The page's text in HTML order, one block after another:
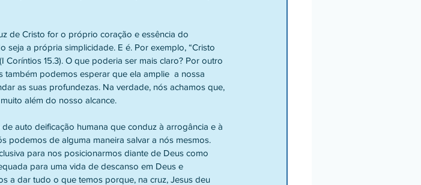
de Cristo for o próprio coração e essência do
seja a própria simplicidade. E é. Por exemplo, “Cristo
15.3). O que poderia ser mais claro? Por outro
também podemos esperar que ela amplie  a nossa
as suas profundezas. Na verdade, nós achamos que,
além do nosso alcance.
auto deificação humana que conduz à arrogância e à
podemos de alguma maneira salvar a nós mesmos.
para nos posicionarmos diante de Deus como
para uma vida de descanso em Deus e
a dar tudo o que temos porque, na cruz, Jesus deu